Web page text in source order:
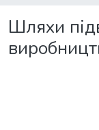
Шляхи